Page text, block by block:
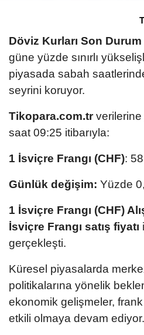
Döviz Kurları Son Durum
güne yüzde sınırlı
piyasada sabah
seyrini koruyor.
Tikopara.com.trverilerine
saat 09:25 itibarıyla:
1 İsviçre Frangı (CHF):
Günlük değişim: Yüzde
1 İsviçre Frangı (CHF)
İsviçre Frangı satış fiyatı
gerçekleşti.
Küresel piyasalarda
politikalarına yönelik
ekonomik gelişmeler,
etkili olmaya devam ediyor.